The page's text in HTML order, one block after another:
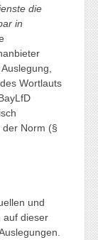
die
in
Wortlauts
Norm (§
und
auf dieser